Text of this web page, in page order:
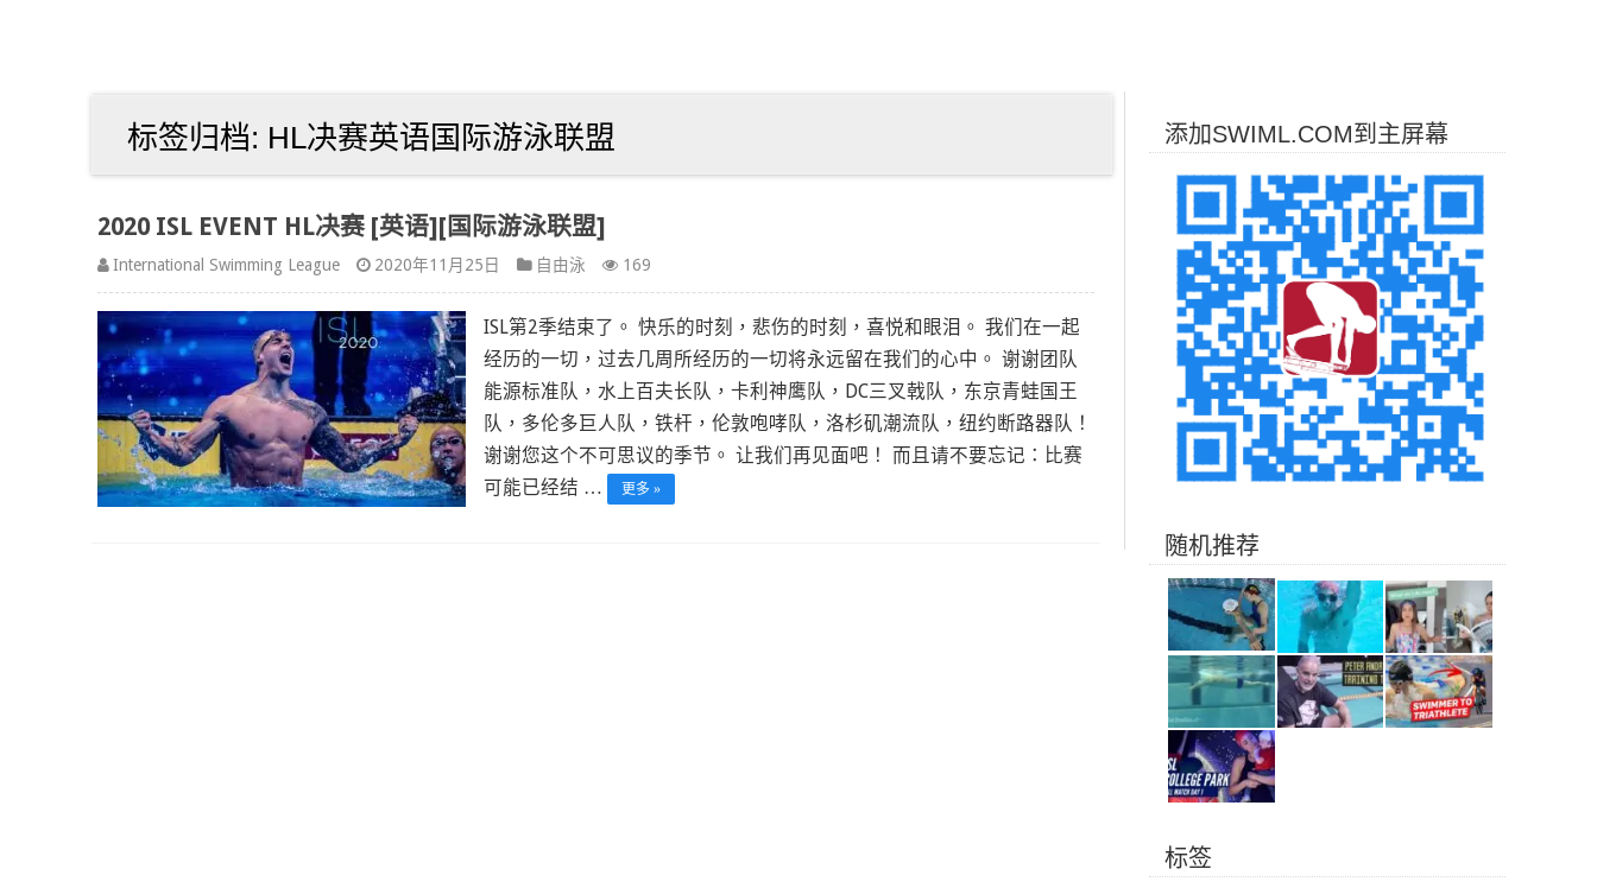
标签归档: HL决赛英语国际游泳联盟
2020 ISL EVENT HL决赛 [英语][国际游泳联盟]
International Swimming League 2020年11月25日 自由泳 169
ISL第2季结束了。 快乐的时刻，悲伤的时刻，喜悦和眼泪。 我们在一起
经历的一切，过去几周所经历的一切将永远留在我们的心中。 谢谢团队
能源标准队，水上百夫长队，卡利神鹰队，DC三叉戟队，东京青蛙国王
队，多伦多巨人队，铁杆，伦敦咆哮队，洛杉矶潮流队，纽约断路器队！
谢谢您这个不可思议的季节。 让我们再见面吧！ 而且请不要忘记：比赛
可能已经结 …
更多 »
添加SWIML.COM到主屏幕
随机推荐
标签